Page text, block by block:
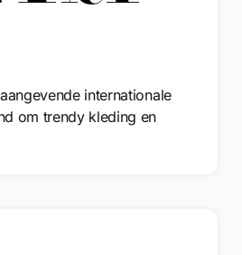
internationale
om trendy kleding en